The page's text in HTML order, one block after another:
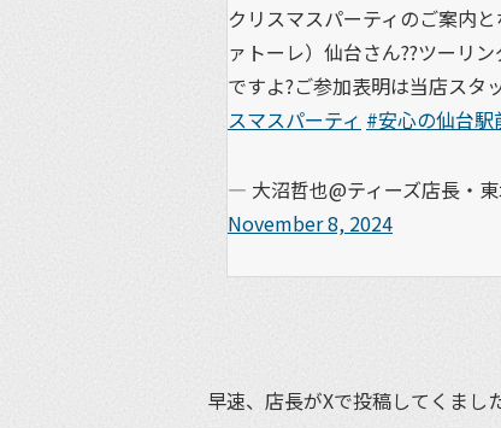
クリスマスパーティのご案内
ァトーレ）仙台さん??ツーリ
ですよ?ご参加表明は当店スタ
スマスパーティ #安心の仙台駅
— 大沼哲也@ティーズ店長・
November 8, 2024
早速、店長がXで投稿してくまし